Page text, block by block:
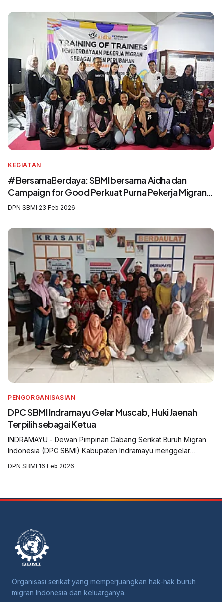
KEGIATAN
#BersamaBerdaya: SBMI bersama Aidha dan
Campaign for Good Perkuat Purna Pekerja Migran
sebagai Agen Perubahan dan Pelatih Migrasi Aman
DPN SBMI·23 Feb 2026
PENGORGANISASIAN
DPC SBMI Indramayu Gelar Muscab, Huki Jaenah
Terpilih sebagai Ketua
INDRAMAYU - Dewan Pimpinan Cabang Serikat Buruh Migran
Indonesia (DPC SBMI) Kabupaten Indramayu menggelar
Musyawarah Cabang (Muscab) yang digelar di Aula Balai Desa
DPN SBMI·16 Feb 2026
Organisasi serikat yang memperjuangkan hak-hak buruh
migran Indonesia dan keluarganya.